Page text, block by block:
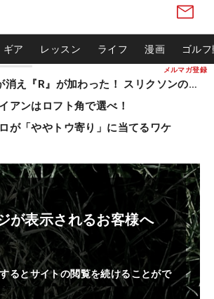
メルマガ登録
ギア レッスン ライフ 漫画 ゴル
『4』が消え『R』が加わった！ スリクソンの新作
アンはロフト角で選べ！
が「ややトウ寄り」に当てるワケ
が表示されるお客様へ
るとサイトの閲覧を続けることがで